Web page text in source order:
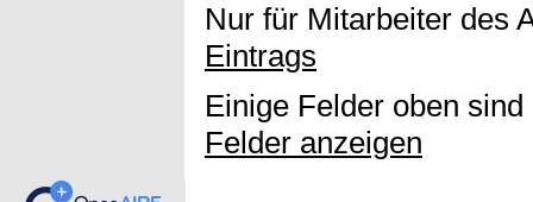
Nur für Mitarbeiter des
Eintrags
Einige Felder oben
Felder anzeigen